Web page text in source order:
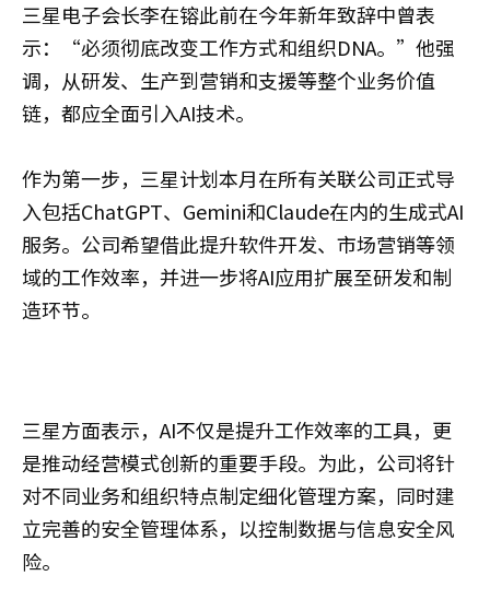
三星电子会长李在镕此前在今年新年致辞中曾表
示：“必须彻底改变工作方式和组织DNA。”他强
调，从研发、生产到营销和支援等整个业务价值
链，都应全面引入AI技术。
作为第一步，三星计划本月在所有关联公司正式导
入包括ChatGPT、Gemini和Claude在内的生成式AI
服务。公司希望借此提升软件开发、市场营销等领
域的工作效率，并进一步将AI应用扩展至研发和制
造环节。
三星方面表示，AI不仅是提升工作效率的工具，更
是推动经营模式创新的重要手段。为此，公司将针
对不同业务和组织特点制定细化管理方案，同时建
立完善的安全管理体系，以控制数据与信息安全风
险。